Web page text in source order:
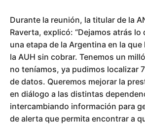
Durante la reunión, la titular de la
Raverta, explicó: “Dejamos atrás lo
una etapa de la Argentina en la
la AUH sin cobrar. Tenemos un
no teníamos, ya pudimos localizar
de datos. Queremos mejorar la
en diálogo a las distintas
intercambiando información para
de alerta que permita encontrar a